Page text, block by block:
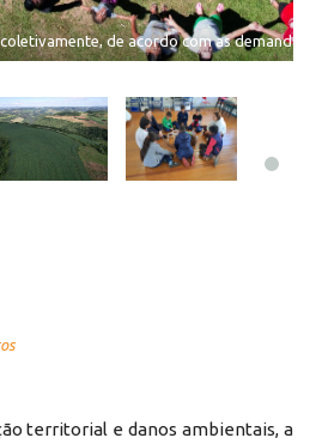
coletivamente, de acordo com as demandas
territorial e danos ambientais, a